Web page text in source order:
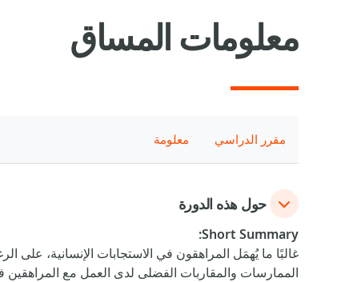
معلومات المساق
مقرر الدراسي معلومة
حول هذه الدورة
Short Summary
:
غالبًا ما يُهمَل المراهقون في الاستجابات الإنسانية،
الممارسات والمقاربات الفضلى لدى العمل مع